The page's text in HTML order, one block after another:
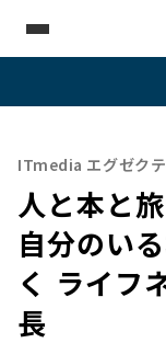
ITmedia エグゼク
人と本と
自分のい
く ――ライ
長